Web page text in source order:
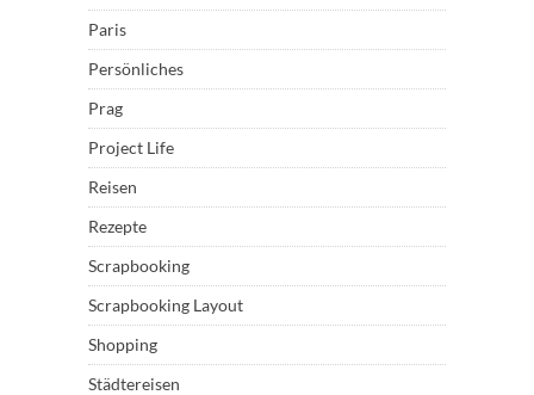
Paris
Persönliches
Prag
Project Life
Reisen
Rezepte
Scrapbooking
Scrapbooking Layout
Shopping
Städtereisen